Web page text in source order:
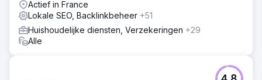
Actief in France
Lokale SEO, Backlinkbeheer +51
Huishoudelijke diensten, Verzekeringen +29
Alle